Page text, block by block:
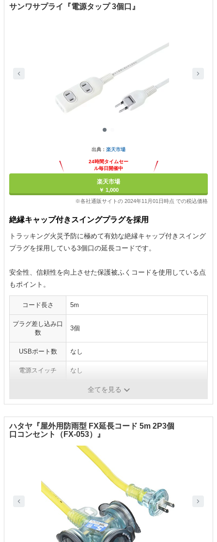
サンワサプライ『電源タップ 3個口』
出典： 楽天市場
24時間タイムセー
ル毎日開催中
楽天市場
￥ 1,000
※各社通販サイトの 2024年11月01日時点 での税込価格
絶縁キャップ付きスイングプラグを採用
トラッキング火災予防に極めて有効な絶縁キャップ付きスイング
プラグを採用している3個口の延長コードです。
安全性、信頼性を向上させた保護被ふくコードを使用している点
もポイント。
コード長さ 5m
プラグ差し込み口
数
3個
USBポート数 なし
電源スイッチ なし
全てを見る
ハタヤ『屋外用防雨型 FX延長コード 5m 2P3個
口コンセント（FX-053）』